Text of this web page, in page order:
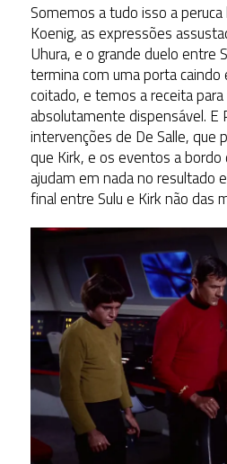
Somemos a tudo isso a
Koenig, as expressões
Uhura, e o grande duelo entre
termina com uma porta caindo
coitado, e temos a receita
absolutamente dispensável. E
intervenções de De Salle, que
que Kirk, e os eventos a
ajudam em nada no resultado
final entre Sulu e Kirk não das